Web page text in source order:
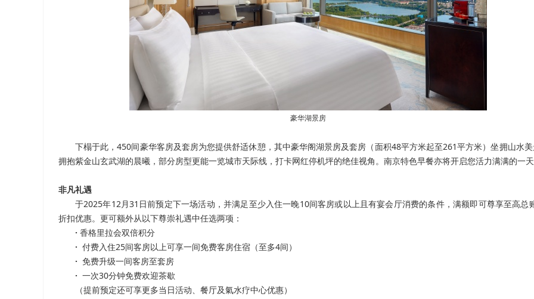
豪华湖景房
下榻于此，450间豪华客房及套房为您提供舒适休憩，其中豪华阁湖景房及套房（面积48平方米起至261平方米）坐拥山水
拥抱紫金山玄武湖的晨曦，部分房型更能一览城市天际线，打卡网红停机坪的绝佳视角。南京特色早餐亦将开启您活力满满的一
非凡礼遇
于2025年12月31日前预定下一场活动，并满足至少入住一晚10间客房或以上且有宴会厅消费的条件，满额即可尊享至高总
折扣优惠。更可额外从以下尊崇礼遇中任选两项：
· 香格里拉会双倍积分
· 付费入住25间客房以上可享一间免费客房住宿（至多4间）
· 免费升级一间客房至套房
· 一次30分钟免费欢迎茶歇
（提前预定还可享更多当日活动、餐厅及氣水疗中心优惠）